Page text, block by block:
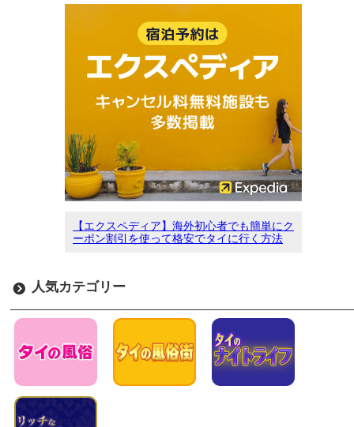
【エクスペディア】海外初心者でも簡単にク
ーポン割引を使って格安でタイに行く方法
人気カテゴリー